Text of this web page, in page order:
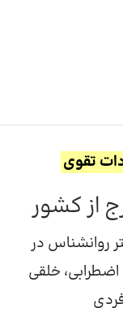
تقوی
از کشور
روانشناس در
اضطرابی، خلقی